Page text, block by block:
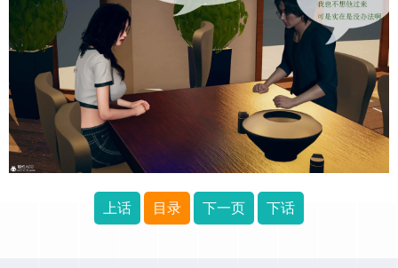
上话 目录 下一页 下话